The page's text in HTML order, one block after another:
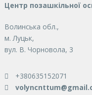
Центр позашкільної
Волинська обл.,
м. Луцьк,
вул. В. Чорновола, 3
+380635152071